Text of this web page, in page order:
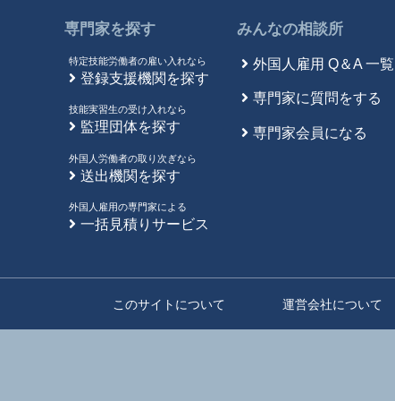
専門家を探す
特定技能労働者の雇い入れなら
登録支援機関を探す
技能実習生の受け入れなら
監理団体を探す
外国人労働者の取り次ぎなら
送出機関を探す
外国人雇用の専門家による
一括見積りサービス
みんなの相談所
外国人雇用 Q＆A 一覧
専門家に質問をする
専門家会員になる
このサイトについて 運営会社について